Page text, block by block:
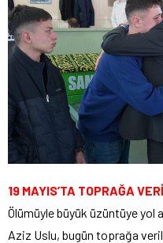
19 MAYIS’TA TOPRAĞA
Ölümüyle büyük üzüntüye yol
Aziz Uslu, bugün toprağa